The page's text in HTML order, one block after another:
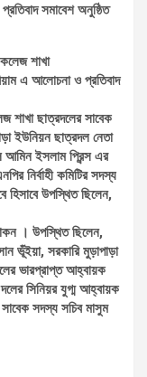
সমাবেশ অনুষ্ঠিত
শাখা
এ আলোচনা ও প্রতিবাদ
শাখা ছাত্রদলের সাবেক
ইউনিয়ন ছাত্রদল নেতা
আমিন ইসলাম প্রিন্স এর
নির্বাহী কমিটির সদস্য
হিসাবে উপস্থিত ছিলেন,
। উপস্থিত ছিলেন,
ভূঁইয়া, সরকারি মুড়াপাড়া
ভারপ্রাপ্ত আহ্বায়ক
সিনিয়র যুগ্ম আহ্বায়ক
সদস্য সচিব মাসুম